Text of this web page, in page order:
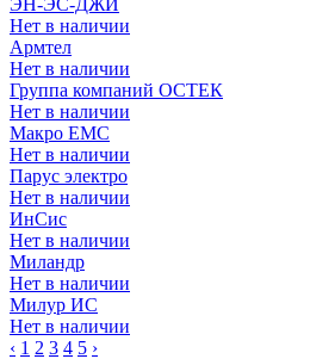
Нет в наличии
Армтел
Нет в наличии
Группа компаний ОСТЕК
Нет в наличии
Макро ЕМС
Нет в наличии
Парус электро
Нет в наличии
ИнСис
Нет в наличии
Миландр
Нет в наличии
Милур ИС
Нет в наличии
‹ 1 2 3 4 5 ›